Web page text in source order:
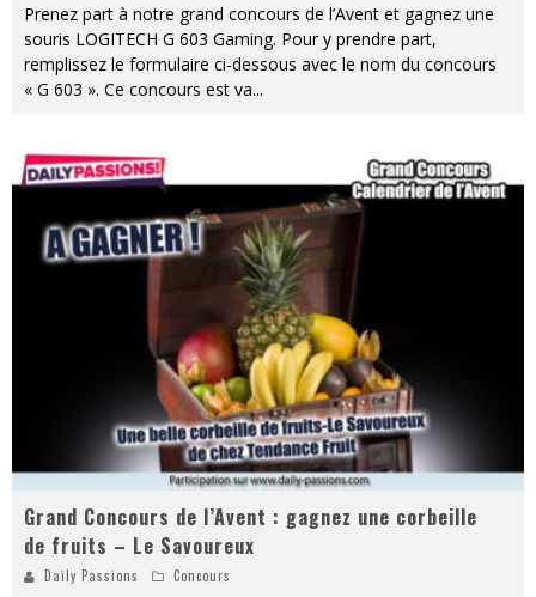
Prenez part à notre grand concours de l’Avent et gagnez une
souris LOGITECH G 603 Gaming. Pour y prendre part,
remplissez le formulaire ci-dessous avec le nom du concours
« G 603 ». Ce concours est va...
Grand Concours de l’Avent : gagnez une corbeille
de fruits – Le Savoureux
Daily Passions Concours